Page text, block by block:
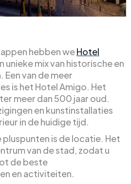
hebben weHotel
unieke mix van historische en
van de meer
is het Hotel Amigo. Het
meer dan 500 jaar oud.
en kunstinstallaties
in de huidige tijd.
is de locatie. Het
van de stad, zodat u
de beste
en activiteiten.